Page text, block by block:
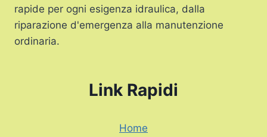
rapide per ogni esigenza idraulica, dalla
riparazione d'emergenza alla manutenzione
ordinaria.
Link Rapidi
Home